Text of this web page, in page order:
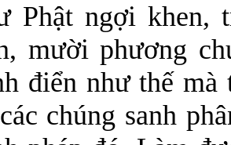
Phật ngợi khen,
mười phương
điển như thế
chúng sanh